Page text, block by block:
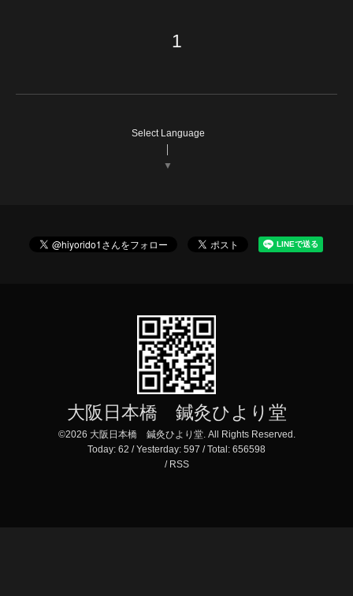
1
Select Language
▼
大阪日本橋 鍼灸ひより堂
©2026 大阪日本橋 鍼灸ひより堂. All Rights Reserved.
Today: 62 / Yesterday: 597 / Total: 656598
/ RSS